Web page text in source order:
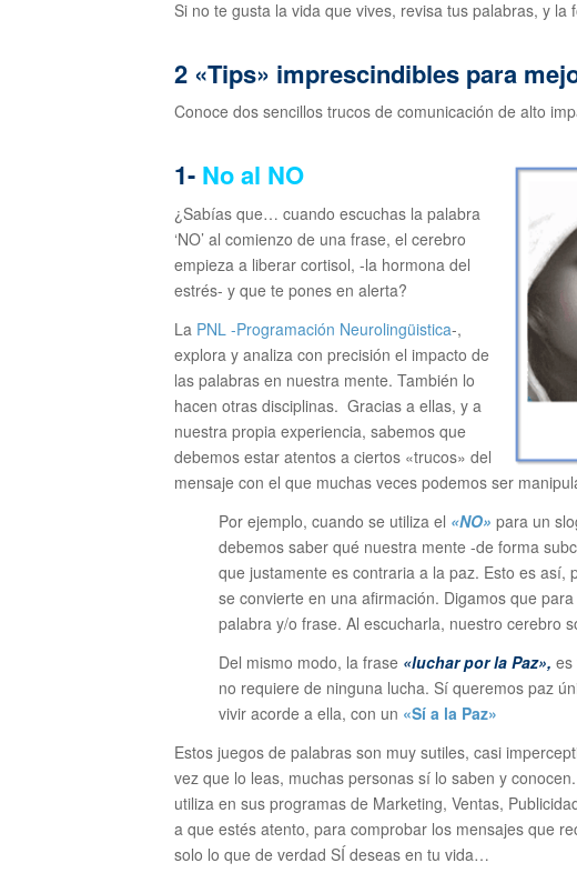
Si no te gusta la vida que vives, revisa tus palabras, y la
2 «Tips» imprescindibles para
Conoce dos sencillos trucos de comunicación de alto
1- No al NO
¿Sabías que… cuando escuchas la palabra
‘NO’ al comienzo de una frase, el cerebro
empieza a liberar cortisol, -la hormona del
estrés- y que te pones en alerta?
La PNL -Programación Neurolingüistica-,
explora y analiza con precisión el impacto de
las palabras en nuestra mente. También lo
hacen otras disciplinas. Gracias a ellas, y a
nuestra propia experiencia, sabemos que
debemos estar atentos a ciertos «trucos» del
mensaje con el que muchas veces podemos ser
Por ejemplo, cuando se utiliza el «NO» para un
debemos saber qué nuestra mente -de forma
que justamente es contraria a la paz. Esto es así,
se convierte en una afirmación. Digamos que
palabra y/o frase. Al escucharla, nuestro cerebro
Del mismo modo, la frase «luchar por la Paz», es
no requiere de ninguna lucha. Sí queremos paz
vivir acorde a ella, con un «Sí a la Paz»
Estos juegos de palabras son muy sutiles, casi
vez que lo leas, muchas personas sí lo saben y
utiliza en sus programas de Marketing, Ventas,
a que estés atento, para comprobar los mensajes que
solo lo que de verdad SÍ deseas en tu vida…